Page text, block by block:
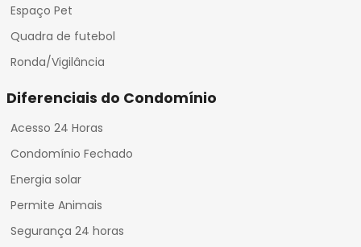
Espaço Pet
Quadra de futebol
Ronda/Vigilância
Diferenciais do Condomínio
Acesso 24 Horas
Condomínio Fechado
Energia solar
Permite Animais
Segurança 24 horas